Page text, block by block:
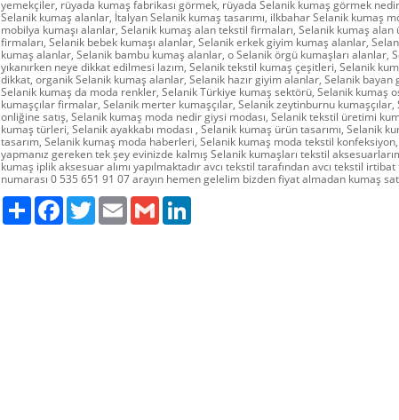
yemekçiler, rüyada kumaş fabrikası görmek, rüyada Selanik kumaş görmek
Selanik kumaş alanlar, İtalyan Selanik kumaş tasarımı, ilkbahar Selanik kumaş
mobilya kumaşı alanlar, Selanik kumaş alan tekstil firmaları, Selanik kumaş alan
firmaları, Selanik bebek kumaşı alanlar, Selanik erkek giyim kumaş alanlar,
kumaş alanlar, Selanik bambu kumaş alanlar, o Selanik örgü kumaşları alanlar,
yıkanırken neye dikkat edilmesi lazım, Selanik tekstil kumaş çeşitleri, Selanik
dikkat, organik Selanik kumaş alanlar, Selanik hazır giyim alanlar, Selanik bayan
Selanik kumaş da moda renkler, Selanik Türkiye kumaş sektörü, Selanik kumaş
kumaşçılar firmalar, Selanik merter kumaşçılar, Selanik zeytinburnu kumaşçılar,
onliğine satış, Selanik kumaş moda nedir giysi modası, Selanik tekstil üretimi
kumaş türleri, Selanik ayakkabı modası , Selanik kumaş ürün tasarımı, Selanik
tasarım, Selanik kumaş moda haberleri, Selanik kumaş moda tekstil
yapmanız gereken tek şey evinizde kalmış Selanik kumaşları tekstil
kumaş iplik aksesuar alımı yapılmaktadır avcı tekstil tarafından avcı tekstil
numarası 0 535 651 91 07 arayın hemen gelelim bizden fiyat almadan kumaş
Paylaş FacebookTwitter Email Gmail